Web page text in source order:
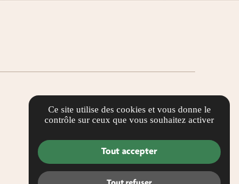
Ce site utilise des cookies et vous donne le
contrôle sur ceux que vous souhaitez activer
Tout accepter